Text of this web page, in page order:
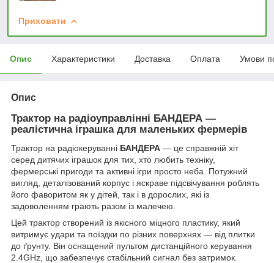
Приховати
Опис Характеристики Доставка Оплата Умови
Опис
Трактор на радіоуправлінні БАНДЕРА —
реалістична іграшка для маленьких фермерів
Трактор на радіокеруванні БАНДЕРА — це справжній хіт
серед дитячих іграшок для тих, хто любить техніку,
фермерські пригоди та активні ігри просто неба. Потужний
вигляд, деталізований корпус і яскраве підсвічування роблять
його фаворитом як у дітей, так і в дорослих, які із
задоволенням грають разом із малечею.
Цей трактор створений із якісного міцного пластику, який
витримує удари та поїздки по різних поверхнях — від плитки
до ґрунту. Він оснащений пультом дистанційного керування
2.4GHz, що забезпечує стабільний сигнал без затримок.